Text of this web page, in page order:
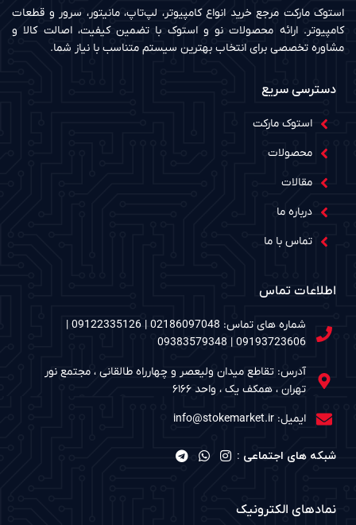
استوک مارکت مرجع خرید انواع کامپیوتر، لپ‌تاپ، مانیتور، سرور و قطعات
کامپیوتر. ارائه محصولات نو و استوک با تضمین کیفیت، اصالت کالا و
مشاوره تخصصی برای انتخاب بهترین سیستم متناسب با نیاز شما.
دسترسی سریع
استوک مارکت
محصولات
مقالات
درباره ما
تماس با ما
اطلاعات تماس
شماره های تماس: 02186097048 | 09122335126 |
09193723606 | 09383579348
آدرس: تقاطع میدان ولیعصر و چهارراه طالقانی ، مجتمع نور
تهران ، همکف یک ، واحد ۶۱۶۶
ایمیل: info@stokemarket.ir
شبکه های اجتماعی :
نمادهای الکترونیک